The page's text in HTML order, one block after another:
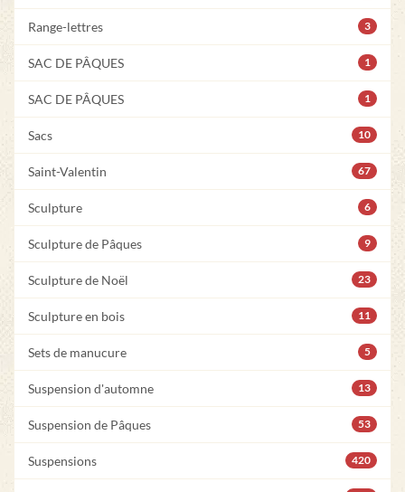
Range-lettres 3
SAC DE PÂQUES 1
SAC DE PÂQUES 1
Sacs 10
Saint-Valentin 67
Sculpture 6
Sculpture de Pâques 9
Sculpture de Noël 23
Sculpture en bois 11
Sets de manucure 5
Suspension d'automne 13
Suspension de Pâques 53
Suspensions 420